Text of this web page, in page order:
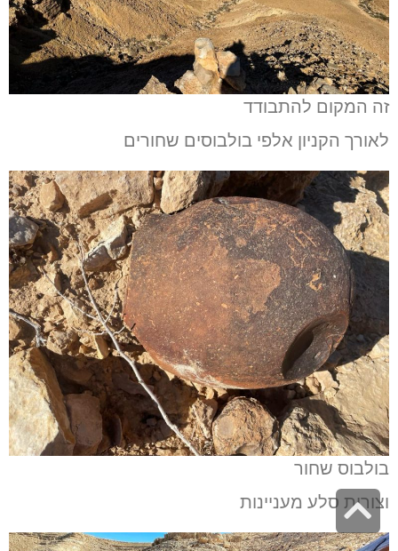
זה המקום להתבודד
לאורך הקניון אלפי בולבוסים שחורים
בולבוס שחור
וצורות סלע מעניינות
גלילה
לראש